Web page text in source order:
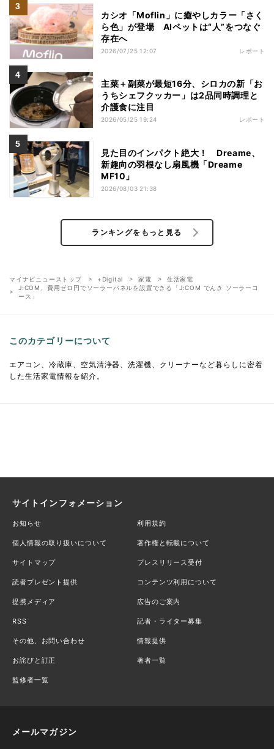
カシオ「Moflin」に癒やしカラー「さく
ら色」が登場 AIペットは“人”をつなぐ
存在へ
2026/07/25 12:07 レポート
主菜＋副菜が最短16分、シロカの新「お
うちシェフクッカー」は2品同時調理と
介護食に注目
2026/05/25 19:24 レポート
見た目のインパクト絶大！ Dreame、
新趣向の羽根なし扇風機「Dreame
MF10」
2026/08/03 21:38
ランキングをもっと見る
マイナビニューストップ +Digital 家電
生活家電
J:COM、費用ゼロ円でソーラーパネルを設置できる「J:COM でんき ソーラーコ
ース」
このカテゴリーについて
エアコン、冷蔵庫、空気清浄器、洗濯機、クリーナーなど暮らしに密着
した生活家電情報を紹介。
サイトインフォメーション
お知らせ 利用規約
個人情報の取り扱いについて 著作権と転載について
サイトマップ プレスリリース受付
読者プレゼント提供 コンテンツ利用について
提携メディア 広告のご案内
RSS 記者・ライター募集
その他、お問い合わせ 情報提供
お詫びと訂正 著者一覧
監修者一覧
メールマガジン